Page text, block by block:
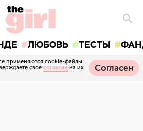
ЛЮБОВЬ ТЕСТЫ
применяются cookie-файлы.
свое согласие на их
Согласен